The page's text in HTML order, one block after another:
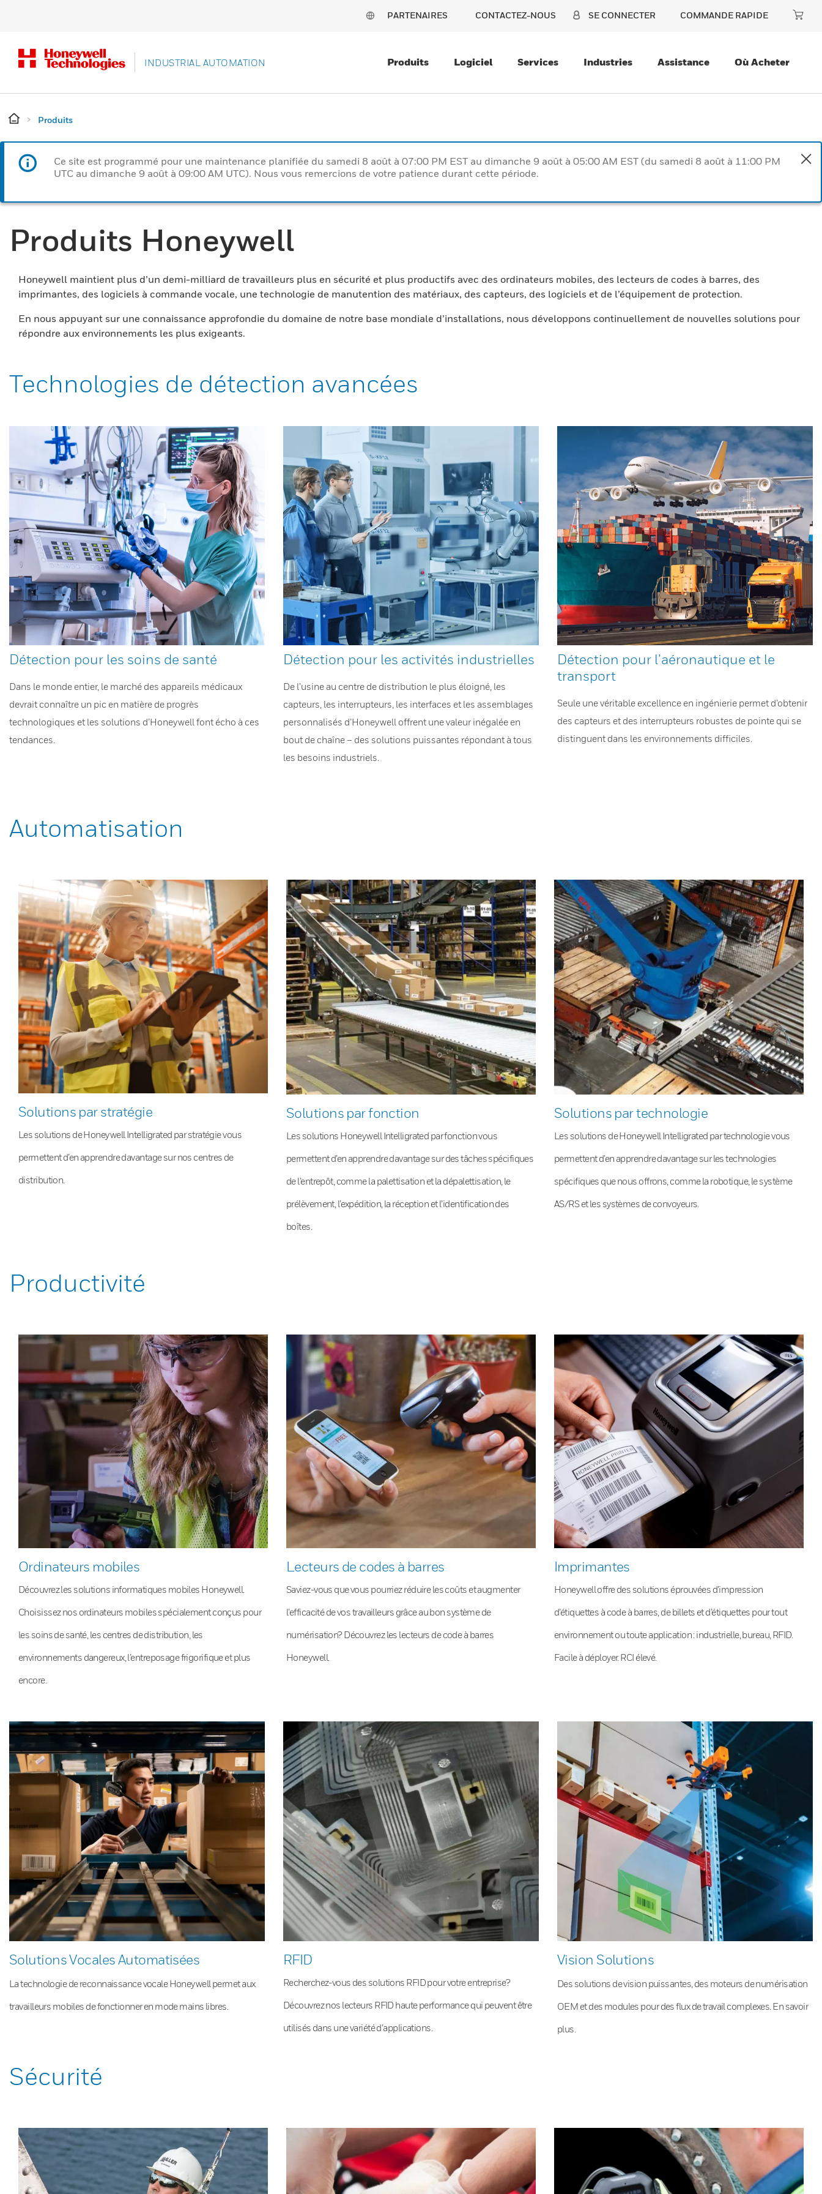
PARTENAIRES CONTACTEZ-NOUS SE CONNECTER COMMANDE RAPIDE
INDUSTRIAL AUTOMATION Produits Logiciel Services Industries Assistance Où Acheter
Produits
Ce site est programmé pour une maintenance planifiée du samedi 8 août à 07:00 PM EST au dimanche 9 août à 05:00 AM EST (du samedi 8 août à 11:00 PM
UTC au dimanche 9 août à 09:00 AM UTC). Nous vous remercions de votre patience durant cette période.
Produits Honeywell
Honeywell maintient plus d’un demi-milliard de travailleurs plus en sécurité et plus productifs avec des ordinateurs mobiles, des lecteurs de codes à barres, des
imprimantes, des logiciels à commande vocale, une technologie de manutention des matériaux, des capteurs, des logiciels et de l’équipement de protection.
En nous appuyant sur une connaissance approfondie du domaine de notre base mondiale d’installations, nous développons continuellement de nouvelles solutions pour
répondre aux environnements les plus exigeants.
Technologies de détection avancées
Détection pour les soins de santé
Dans le monde entier, le marché des appareils médicaux
devrait connaître un pic en matière de progrès
technologiques et les solutions d’Honeywell font écho à ces
tendances.
Détection pour les activités industrielles
De l’usine au centre de distribution le plus éloigné, les
capteurs, les interrupteurs, les interfaces et les assemblages
personnalisés d’Honeywell offrent une valeur inégalée en
bout de chaîne – des solutions puissantes répondant à tous
les besoins industriels.
Détection pour l’aéronautique et le
transport
Seule une véritable excellence en ingénierie permet d’obtenir
des capteurs et des interrupteurs robustes de pointe qui se
distinguent dans les environnements difficiles.
Automatisation
Solutions par stratégie
Les solutions de Honeywell Intelligrated par stratégie vous
permettent d’en apprendre davantage sur nos centres de
distribution.
Solutions par fonction
Les solutions Honeywell Intelligrated par fonction vous
permettent d’en apprendre davantage sur des tâches spécifiques
de l’entrepôt, comme la palettisation et la dépalettisation, le
prélèvement, l’expédition, la réception et l’identification des
boîtes.
Solutions par technologie
Les solutions de Honeywell Intelligrated par technologie vous
permettent d’en apprendre davantage sur les technologies
spécifiques que nous offrons, comme la robotique, le système
AS/RS et les systèmes de convoyeurs.
Productivité
Ordinateurs mobiles
Découvrez les solutions informatiques mobiles Honeywell.
Choisissez nos ordinateurs mobiles spécialement conçus pour
les soins de santé, les centres de distribution, les
environnements dangereux, l’entreposage frigorifique et plus
encore.
Lecteurs de codes à barres
Saviez-vous que vous pourriez réduire les coûts et augmenter
l’efficacité de vos travailleurs grâce au bon système de
numérisation? Découvrez les lecteurs de code à barres
Honeywell.
Imprimantes
Honeywell offre des solutions éprouvées d’impression
d’étiquettes à code à barres, de billets et d’étiquettes pour tout
environnement ou toute application : industrielle, bureau, RFID.
Facile à déployer. RCI élevé.
Solutions Vocales Automatisées
La technologie de reconnaissance vocale Honeywell permet aux
travailleurs mobiles de fonctionner en mode mains libres.
RFID
Recherchez-vous des solutions RFID pour votre entreprise?
Découvrez nos lecteurs RFID haute performance qui peuvent être
utilisés dans une variété d’applications.
Vision Solutions
Des solutions de vision puissantes, des moteurs de numérisation
OEM et des modules pour des flux de travail complexes. En savoir
plus.
Sécurité